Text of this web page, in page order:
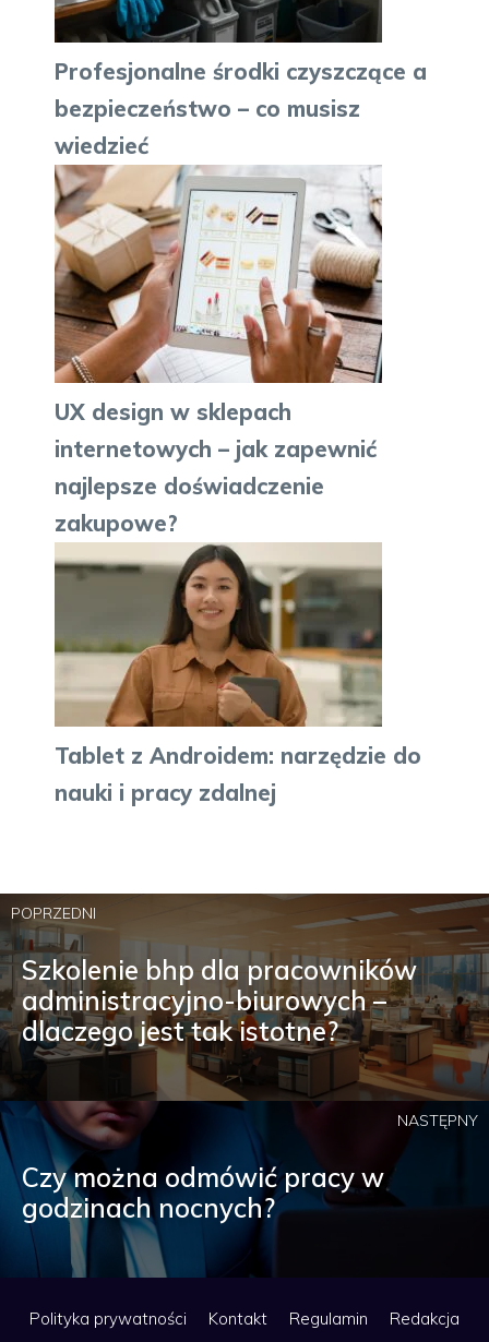
Profesjonalne środki czyszczące a
bezpieczeństwo – co musisz
wiedzieć
UX design w sklepach
internetowych – jak zapewnić
najlepsze doświadczenie
zakupowe?
Tablet z Androidem: narzędzie do
nauki i pracy zdalnej
POPRZEDNI
Szkolenie bhp dla pracowników
administracyjno-biurowych –
dlaczego jest tak istotne?
NASTĘPNY
Czy można odmówić pracy w
godzinach nocnych?
Polityka prywatności Kontakt Regulamin Redakcja